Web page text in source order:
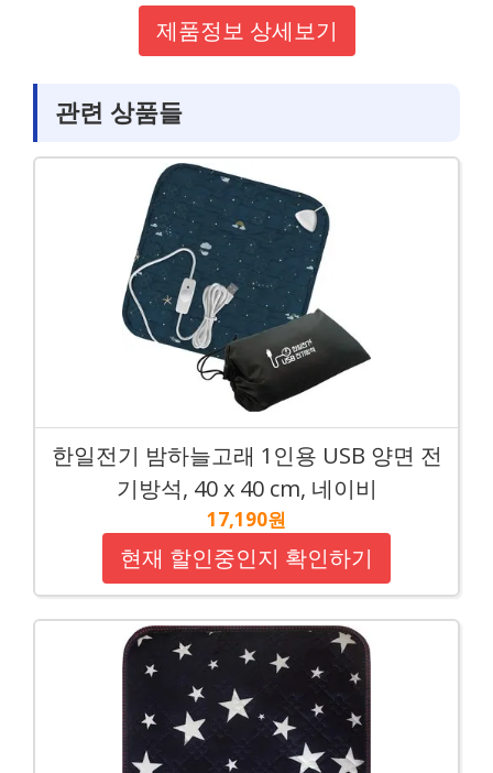
제품정보 상세보기
관련 상품들
한일전기 밤하늘고래 1인용 USB 양면 전
기방석, 40 x 40 cm, 네이비
17,190원
현재 할인중인지 확인하기